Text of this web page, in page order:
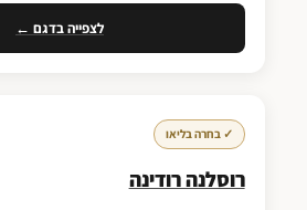
לצפייה בדגם ←
✓ בחרה בליאו
רוסלנה רודינה